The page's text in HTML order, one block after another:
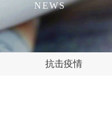
NEWS
抗击疫情